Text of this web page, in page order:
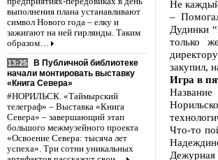
выполнения плана устанавливают
символ Нового года – елку и
зажигают на ней гирлянды. Таким
образом…
13:25
В Публичной библиотеке
начали монтировать выставку
«Книга Севера»
#НОРИЛЬСК. «Таймырский
телеграф» – Выставка «Книга
Севера» – завершающий этап
большого межмузейного проекта
«Освоение Севера: тысяча лет
успеха». Три сотни уникальных
Не
–
Дудинки
только
закупил,
Игра в
Что-то
Дежурная